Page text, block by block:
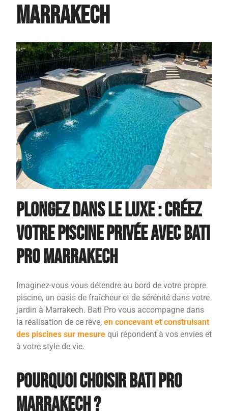
Marrakech
Plongez dans le luxe : créez
votre piscine privée avec Bati
Pro Marrakech
Imaginez-vous vous détendre au bord de votre propre
piscine, un oasis de fraîcheur et de sérénité dans votre
jardin à Marrakech. Bati Pro vous accompagne dans
la réalisation de ce rêve, en concevant et construisant
des piscines sur mesure qui répondent à vos envies et
à votre style de vie.
Pourquoi choisir Bati Pro
Marrakech ?